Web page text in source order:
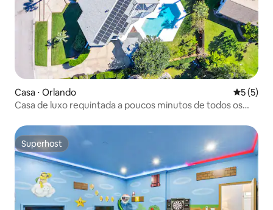
Casa ⋅ Orlando 5 de
5 (5)
Casa de luxo requintada a poucos minutos de todos os
Superhost
Superhost